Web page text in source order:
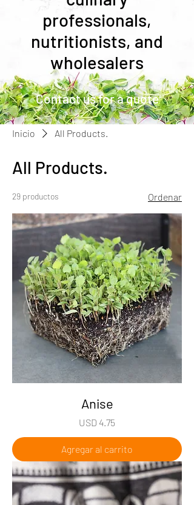
professionals,
nutritionists, and
wholesalers
Contact us for a quote
Inicio All Products.
All Products.
29 productos Ordenar
Anise
Precio
USD 4.75
Agregar al carrito